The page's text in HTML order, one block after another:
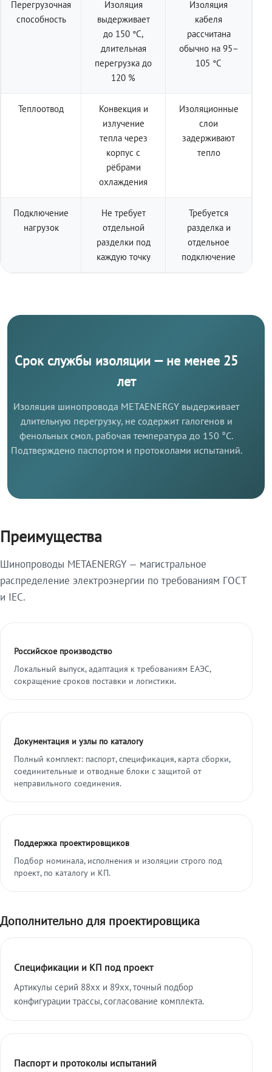
Перегрузочная
способность
Изоляция
выдерживает
до 150 °C,
длительная
перегрузка до
120 %
Изоляция
кабеля
рассчитана
обычно на 95–
105 °C
Теплоотвод
Конвекция и
излучение
тепла через
корпус с
рёбрами
охлаждения
Изоляционные
слои
задерживают
тепло
Подключение
нагрузок
Не требует
отдельной
разделки под
каждую точку
Требуется
разделка и
отдельное
подключение
Срок службы изоляции — не менее 25
лет
Изоляция шинопровода METAENERGY выдерживает
длительную перегрузку, не содержит галогенов и
фенольных смол, рабочая температура до 150 °C.
Подтверждено паспортом и протоколами испытаний.
Преимущества
Шинопроводы METAENERGY — магистральное
распределение электроэнергии по требованиям ГОСТ
и IEC.
Российское производство
Локальный выпуск, адаптация к требованиям ЕАЭС,
сокращение сроков поставки и логистики.
Документация и узлы по каталогу
Полный комплект: паспорт, спецификация, карта сборки,
соединительные и отводные блоки с защитой от
неправильного соединения.
Поддержка проектировщиков
Подбор номинала, исполнения и изоляции строго под
проект, по каталогу и КП.
Дополнительно для проектировщика
Спецификации и КП под проект
Артикулы серий 88xx и 89xx, точный подбор
конфигурации трассы, согласование комплекта.
Паспорт и протоколы испытаний